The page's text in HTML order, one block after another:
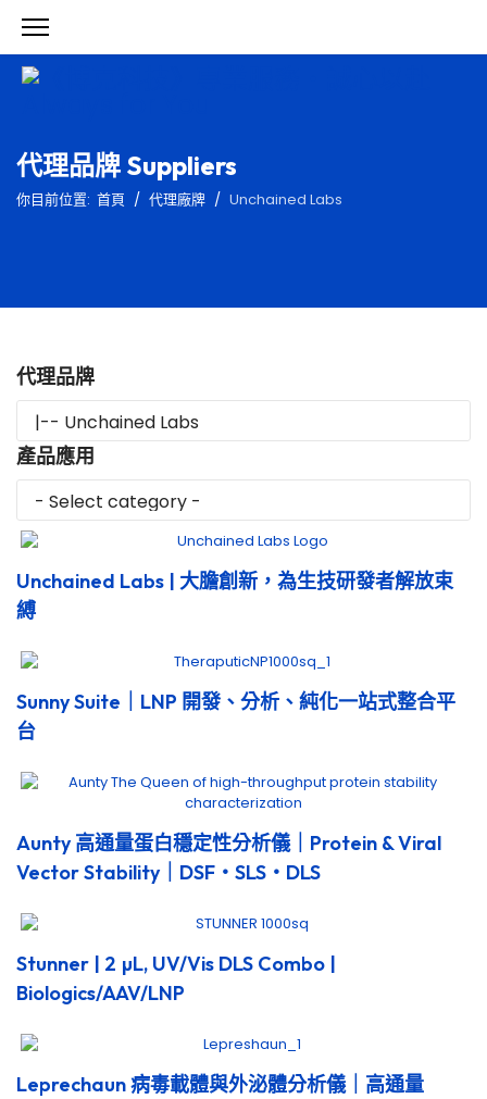
代理品牌 Suppliers
你目前位置: 首頁 代理廠牌 Unchained Labs
代理品牌
產品應用
Unchained Labs | 大膽創新，為生技研發者解放束
縛
Sunny Suite｜LNP 開發、分析、純化一站式整合平
台
Aunty 高通量蛋白穩定性分析儀｜Protein & Viral
Vector Stability｜DSF・SLS・DLS
Stunner | 2 µL, UV/Vis DLS Combo |
Biologics/AAV/LNP
Leprechaun 病毒載體與外泌體分析儀｜高通量